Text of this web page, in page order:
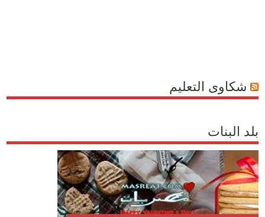
شكاوى التعليم
بلد البنات